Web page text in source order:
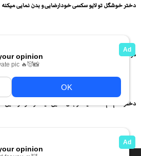
دختر خوشگل تو لایو سکسی خودارضایی و بدن نمایی میکنه
دوتا پسر یه جنده رو اوردن و با حرفهای حشری کننده...
دختره کم کم لخت میشه و بدن نمایی میکنه و خودارضایی...